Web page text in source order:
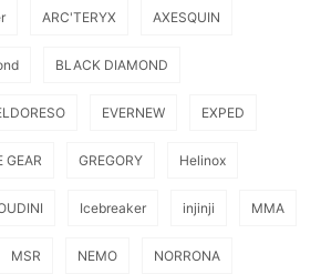
ARC'TERYX AXESQUIN
BLACK DIAMOND
EVERNEW EXPED
GEAR GREGORY Helinox
Icebreaker injinji MMA
MSR NEMO NORRONA